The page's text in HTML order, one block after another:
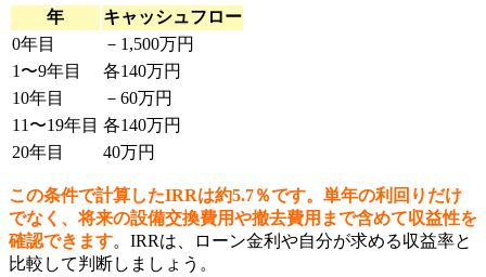
年
キャッシュフロー
0年目
－1,500万円
1〜9年目
各140万円
10年目
－60万円
11〜19年目 各140万円
20年目
40万円
この条件で計算したIRRは約5.7％です。単年の利回りだけ
でなく、将来の設備交換費用や撤去費用まで含めて収益性を
確認できます。IRRは、ローン金利や自分が求める収益率と
比較して判断しましょう。